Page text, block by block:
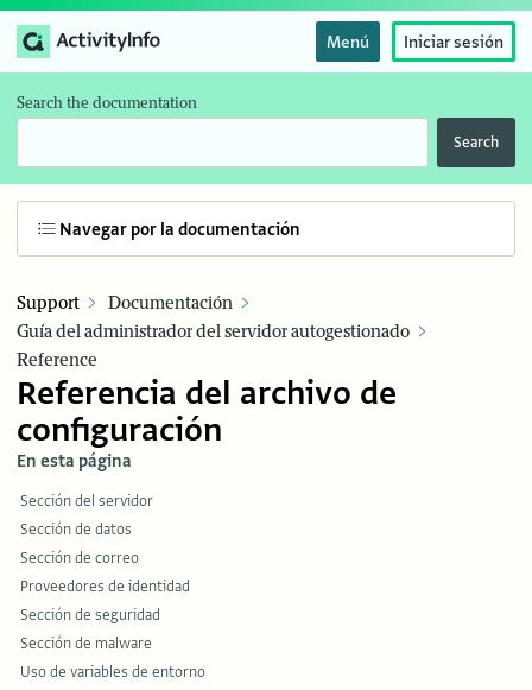
Menú Iniciar sesión
Search the documentation
Search
Navegar por la documentación
Support
Documentación
Guía del administrador del servidor autogestionado
Reference
Referencia del archivo de
configuración
En esta página
Sección del servidor
Sección de datos
Sección de correo
Proveedores de identidad
Sección de seguridad
Sección de malware
Uso de variables de entorno